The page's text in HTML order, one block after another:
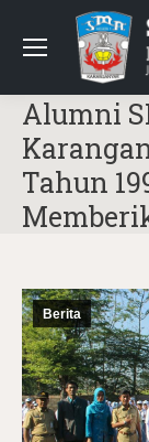
Alumni
Tahun
Berita